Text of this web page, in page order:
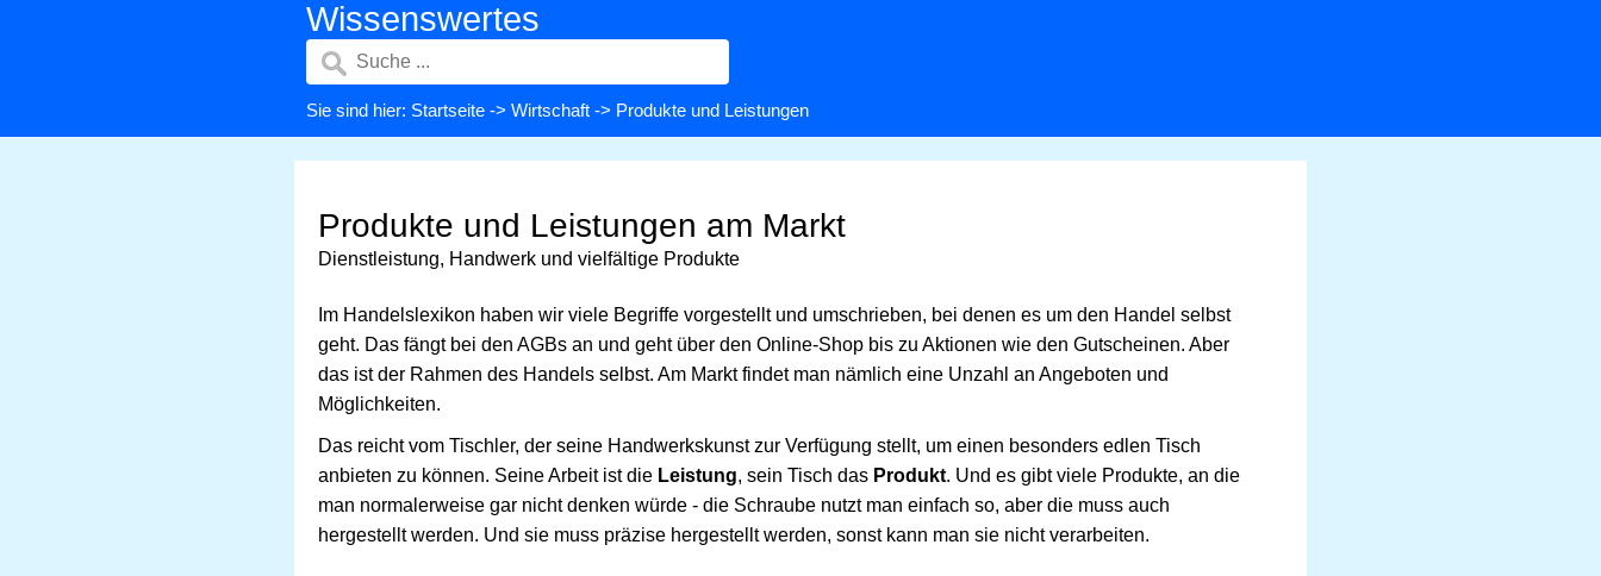
Wissenswertes
Sie sind hier: Startseite -> Wirtschaft -> Produkte und Leistungen
Produkte und Leistungen am Markt
Dienstleistung, Handwerk und vielfältige Produkte
Im Handelslexikon haben wir viele Begriffe vorgestellt und umschrieben, bei denen es um den Handel selbst
geht. Das fängt bei den AGBs an und geht über den Online-Shop bis zu Aktionen wie den Gutscheinen. Aber
das ist der Rahmen des Handels selbst. Am Markt findet man nämlich eine Unzahl an Angeboten und
Möglichkeiten.
Das reicht vom Tischler, der seine Handwerkskunst zur Verfügung stellt, um einen besonders edlen Tisch
anbieten zu können. Seine Arbeit ist die Leistung, sein Tisch das Produkt. Und es gibt viele Produkte, an die
man normalerweise gar nicht denken würde - die Schraube nutzt man einfach so, aber die muss auch
hergestellt werden. Und sie muss präzise hergestellt werden, sonst kann man sie nicht verarbeiten.